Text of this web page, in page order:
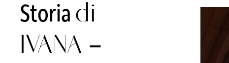
Storia di
IVANA –